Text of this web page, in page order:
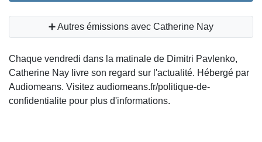
➕ Autres émissions avec Catherine Nay
Chaque vendredi dans la matinale de Dimitri Pavlenko,
Catherine Nay livre son regard sur l'actualité. Hébergé par
Audiomeans. Visitez audiomeans.fr/politique-de-
confidentialite pour plus d'informations.